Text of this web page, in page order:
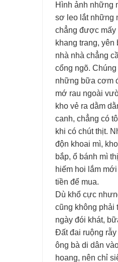
Hình ảnh những
sơ leo lắt những
chẳng được mấy
khang trang, yên
nhà nhà chẳng
cổng ngõ.
những bữa cơm
mớ rau ngoài
kho vẻ ra dằm
canh, chẳng có
khi có chút thịt.
độn khoai mì,
bắp, ổ bánh mì
hiếm hoi lắm
tiền để mua.
Dù khổ cực
cũng không phải
ngày đói khát,
Đất đai ruộng
ông bà di dân
hoang, nên chỉ